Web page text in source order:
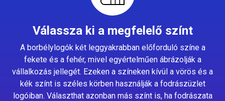
Válassza ki a megfelelő színt
A borbélylogók két leggyakrabban előforduló színe a
fekete és a fehér, mivel egyértelműen ábrázolják a
vállalkozás jellegét. Ezeken a színeken kívül a vörös és a
kék színt is széles körben használják a fodrászüzlet
logóiban. Választhat azonban más színt is, ha fodrászata